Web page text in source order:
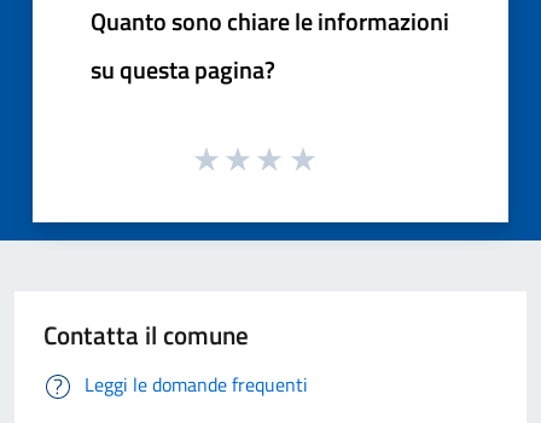
Quanto sono chiare le informazioni
su questa pagina?
Contatta il comune
Leggi le domande frequenti